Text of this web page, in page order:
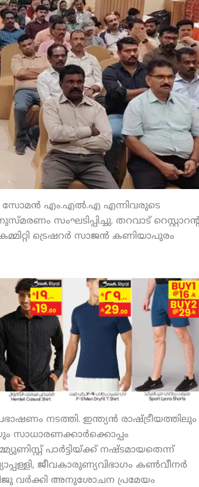
സോമന്‍ എം.എല്‍.എ എന്നിവരുടെ
സംഘടിപ്പിച്ചു. തറവാട്
ട്രെഷറര്‍ സാജന്‍ കണിയാപുരം
നടത്തി. ഇന്ത്യന്‍ രാഷ്ട്രീയത്തിലും
പാര്‍ട്ടിയ്ക്ക് നഷ്ടമായതെന്ന്
ജീവകാരുണ്യവിഭാഗം കണ്‍വീനര്‍
വര്‍ക്കി അനുശോചന പ്രമേയം